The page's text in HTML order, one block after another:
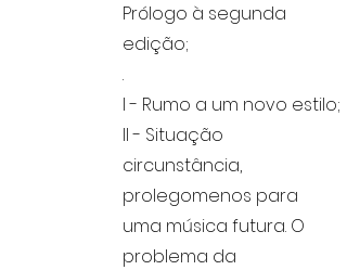
Prólogo à segunda
edição;
.
I - Rumo a um novo estilo;
II - Situação
circunstância,
prolegomenos para
uma música futura. O
problema da